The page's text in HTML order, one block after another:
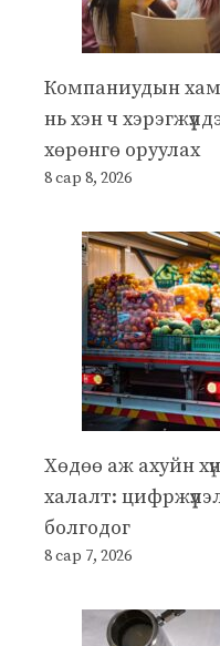
Компаниудын
нь хэн ч
хөрөнгө оруулах
8 сар 8, 2026
Хөдөө аж ахуйн
халалт:
болгодог
8 сар 7, 2026